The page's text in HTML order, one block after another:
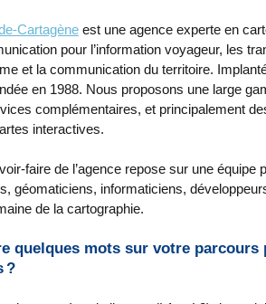
Cartagène est une agence experte en
pour l’information voyageur, les
et la communication du territoire.
en 1988. Nous proposons une large
complémentaires, et principalement
interactives.
faire de l’agence repose sur une équipe
géomaticiens, informaticiens,
de la cartographie.
quelques mots sur votre parcours
?